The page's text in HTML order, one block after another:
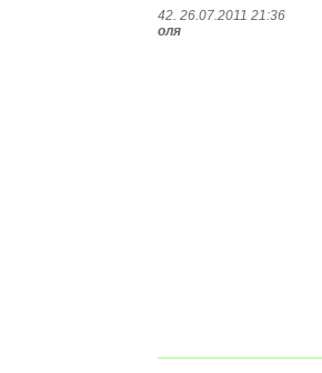
42. 26.07.2011 21:36
оля